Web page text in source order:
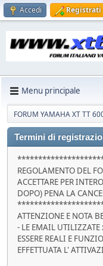
Accedi Registrati
Menu principale
FORUM YAMAHA XT TT
Termini di
REGOLAMENTO DEL
ACCETTARE PER
DOPO) PENA LA
ATTENZIONE E NOTA
- LE EMAIL
ESSERE REALI E
EFFETTUATA L'